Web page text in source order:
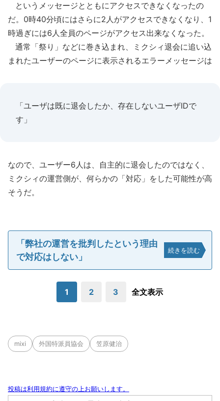
というメッセージとともにアクセスできなくなったの
だ。0時40分頃にはさらに2人がアクセスできなくなり、1
時過ぎには6人全員のページがアクセス出来なくなった。
通常「祭り」などに巻き込まれ、ミクシィ退会に追い込
まれたユーザーのページに表示されるエラーメッセージは
「ユーザは既に退会したか、存在しないユーザIDで
す」
なので、ユーザー6人は、自主的に退会したのではなく、
ミクシィの運営側が、何らかの「対応」をした可能性が高
そうだ。
「弊社の運営を批判したという理由
で対応はしない」
続きを読む
1 2 3 全文表示
mixi 外国特派員協会 笠原健治